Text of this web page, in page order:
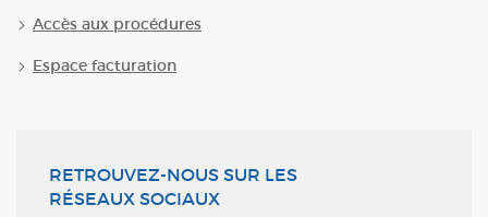
Accès aux procédures
Espace facturation
RETROUVEZ-NOUS SUR LES
RÉSEAUX SOCIAUX